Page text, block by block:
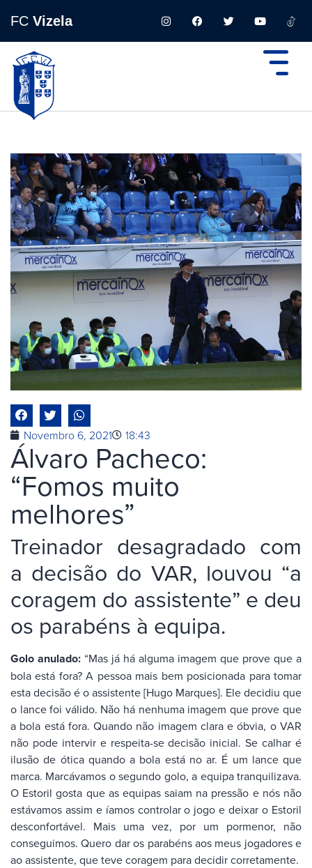
FC Vizela
Novembro 6, 2021 18:43
Álvaro Pacheco:
“Fomos muito
melhores”
Treinador desagradado com
a decisão do VAR, louvou “a
coragem do assistente” e deu
os parabéns à equipa.
Golo anulado: “Mas já há alguma imagem que prove que a
bola está fora? A pessoa mais bem posicionada para tomar
esta decisão é o assistente [Hugo Marques]. Ele decidiu que
o lance foi válido. Não há nenhuma imagem que prove que
a bola está fora. Quando não imagem clara e óbvia, o VAR
não pode intervir e respeita-se decisão inicial. Se calhar é
ilusão de ótica quando a bola está no ar. É um lance que
marca. Marcávamos o segundo golo, a equipa tranquilizava.
O Estoril gosta que as equipas saiam na pressão e nós não
estávamos assim e íamos controlar o jogo e deixar o Estoril
desconfortável. Mais uma vez, por um pormenor, não
conseguimos. Quero dar os parabéns aos meus jogadores e
ao assistente, que teve coragem para decidir corretamente.